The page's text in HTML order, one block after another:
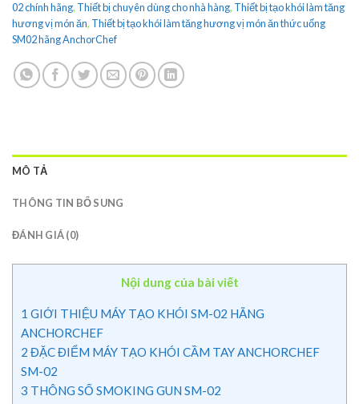
02 chính hãng, Thiết bị chuyên dùng cho nhà hàng, Thiết bị tạo khói làm tăng
hương vị món ăn, Thiết bị tạo khói làm tăng hương vị món ăn thức uống
SM02 hãng AnchorChef
MÔ TẢ
THÔNG TIN BỔ SUNG
ĐÁNH GIÁ (0)
Nội dung của bài viết
1 GIỚI THIỆU MÁY TẠO KHÓI SM-02 HÃNG
ANCHORCHEF
2 ĐẶC ĐIỂM MÁY TẠO KHÓI CẦM TAY ANCHORCHEF
SM-02
3 THÔNG SỐ SMOKING GUN SM-02